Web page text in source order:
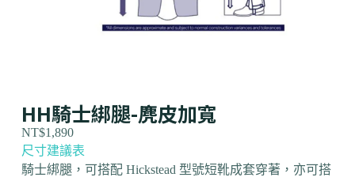
HH騎士綁腿-麂皮加寬
NT$1,890
尺寸建議表
騎士綁腿，可搭配 Hickstead 型號短靴成套穿著，亦可搭